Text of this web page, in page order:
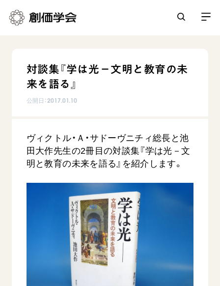
人間革命
自他共の幸福
聖典
日蓮大聖人の仏法（教学入門）
創価学会の三代会長
初代会長・牧口常三郎先生
第2代会長・戸田城聖先生
第3代会長・池田大作先生
日常の活動
座談会
仏法を学ぶ
年間の活動について
「平和の文化」を構築
核兵器の廃絶に向け連帯を拡大
「持続可能な開発目標（SDGs）」の取り組み
世界の創価学会
創価学会 社会憲章
会長・理事長・各部長の紹介
座談会御書ｅ講義
小説『新・人間革命』『人間革命』要旨
墓地公園・納骨堂
対談集『学は光－文明と教育の未
来を語る』
公開日：2017.01.10
ヴィクトル・Ａ・サドーヴニチィ総長と池
田大作先生の2冊目の対談集『学は光－文
明と教育の未来を語る』を紹介します。